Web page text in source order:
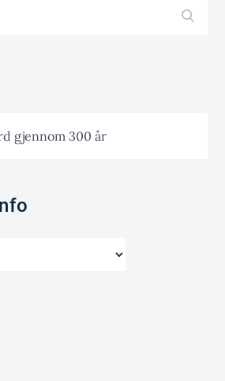
gjennom 300 år